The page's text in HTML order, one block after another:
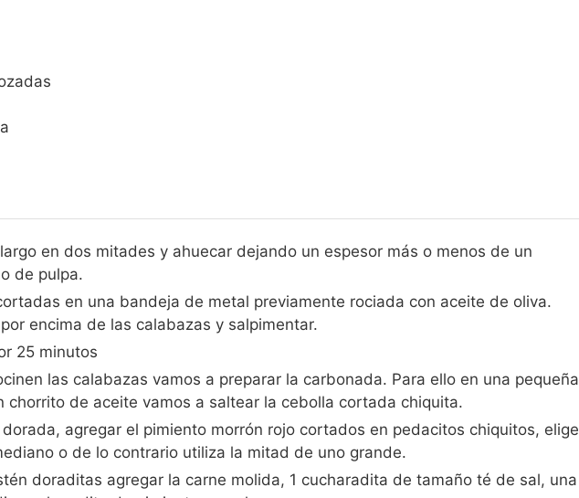
en dos mitades y ahuecar dejando un espesor más o menos de un
de pulpa.
en una bandeja de metal previamente rociada con aceite de oliva.
encima de las calabazas y salpimentar.
25 minutos
las calabazas vamos a preparar la carbonada. Para ello en una pequeña
chorrito de aceite vamos a saltear la cebolla cortada chiquita.
agregar el pimiento morrón rojo cortados en pedacitos chiquitos, elige
o de lo contrario utiliza la mitad de uno grande.
doraditas agregar la carne molida, 1 cucharadita de tamaño té de sal, una